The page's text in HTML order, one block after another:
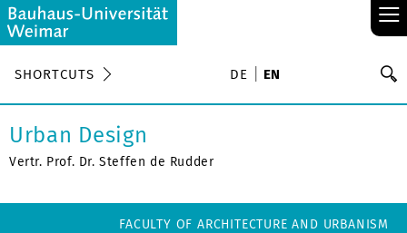
≡
SHORTCUTS DE EN
Urban Design
Vertr. Prof. Dr. Steffen de Rudder
FACULTY OF ARCHITECTURE AND URBANISM